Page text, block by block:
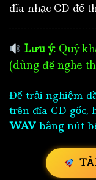
đĩa nhạc CD để
Lưu ý: Quý
(dùng để nghe
Để trải nghiệm
trên đĩa CD gốc,
WAV bằng nút